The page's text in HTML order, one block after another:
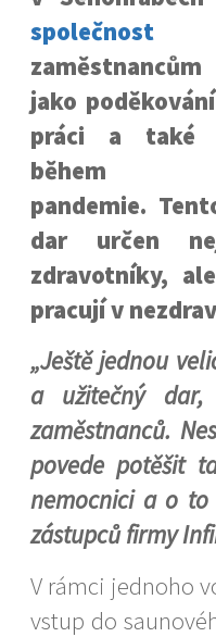
společnost
jako
práci a také
během
pandemie.
dar určen
zdravotníky,
pracují v
„Ještě jednou
a užitečný
zaměstnanců.
povede potěšit
nemocnici a o to
zástupců firmy
V rámci jednoho
vstup do